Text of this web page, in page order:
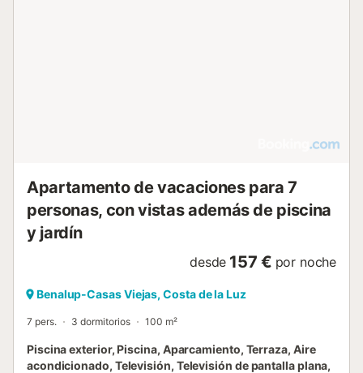
Apartamento de vacaciones para 7
personas, con vistas además de piscina
y jardín
desde 157 € por noche
Benalup-Casas Viejas, Costa de la Luz
7 pers. 3 dormitorios 100 m²
Piscina exterior, Piscina, Aparcamiento, Terraza, Aire
acondicionado, Televisión, Televisión de pantalla plana,